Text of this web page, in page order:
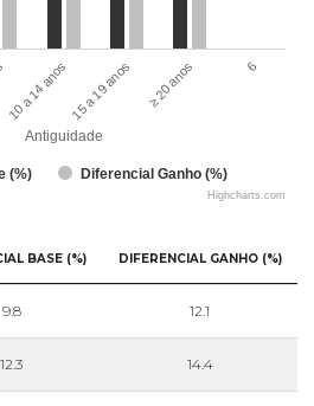
Antiguidade
(%) Diferencial Ganho (%)
10 a 14 anos15 a 19 anos ≥ 20 anos 6
Highcharts.com
BASE (%) DIFERENCIAL GANHO (%)
9.8 12.1
12.3 14.4